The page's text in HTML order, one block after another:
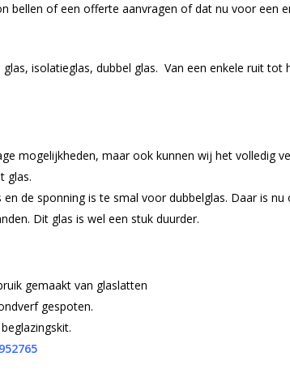
bellen of een offerte aanvragen of dat nu voor een
isolatieglas, dubbel glas. Van een enkele ruit tot
mogelijkheden, maar ook kunnen wij het volledig
glas.
de sponning is te smal voor dubbelglas. Daar is
Dit glas is wel een stuk duurder.
gemaakt van glaslatten
gespoten.